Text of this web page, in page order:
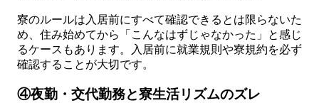
寮のルールは入居前にすべて確認できるとは限らないた
め、住み始めてから「こんなはずじゃなかった」と感じ
るケースもあります。入居前に就業規則や寮規約を必ず
確認することが大切です。
④夜勤・交代勤務と寮生活リズムのズレ